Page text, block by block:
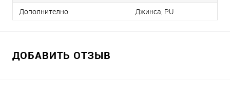
Дополнително
Джинса, PU
ДОБАВИТЬ ОТЗЫВ